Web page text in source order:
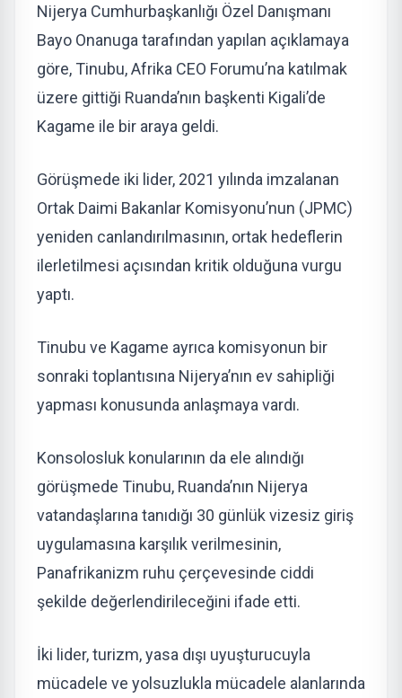
Nijerya Cumhurbaşkanlığı Özel Danışmanı
Bayo Onanuga tarafından yapılan açıklamaya
göre, Tinubu, Afrika CEO Forumu’na katılmak
üzere gittiği Ruanda’nın başkenti Kigali’de
Kagame ile bir araya geldi.
Görüşmede iki lider, 2021 yılında imzalanan
Ortak Daimi Bakanlar Komisyonu’nun (JPMC)
yeniden canlandırılmasının, ortak hedeflerin
ilerletilmesi açısından kritik olduğuna vurgu
yaptı.
Tinubu ve Kagame ayrıca komisyonun bir
sonraki toplantısına Nijerya’nın ev sahipliği
yapması konusunda anlaşmaya vardı.
Konsolosluk konularının da ele alındığı
görüşmede Tinubu, Ruanda’nın Nijerya
vatandaşlarına tanıdığı 30 günlük vizesiz giriş
uygulamasına karşılık verilmesinin,
Panafrikanizm ruhu çerçevesinde ciddi
şekilde değerlendirileceğini ifade etti.
İki lider, turizm, yasa dışı uyuşturucuyla
mücadele ve yolsuzlukla mücadele alanlarında